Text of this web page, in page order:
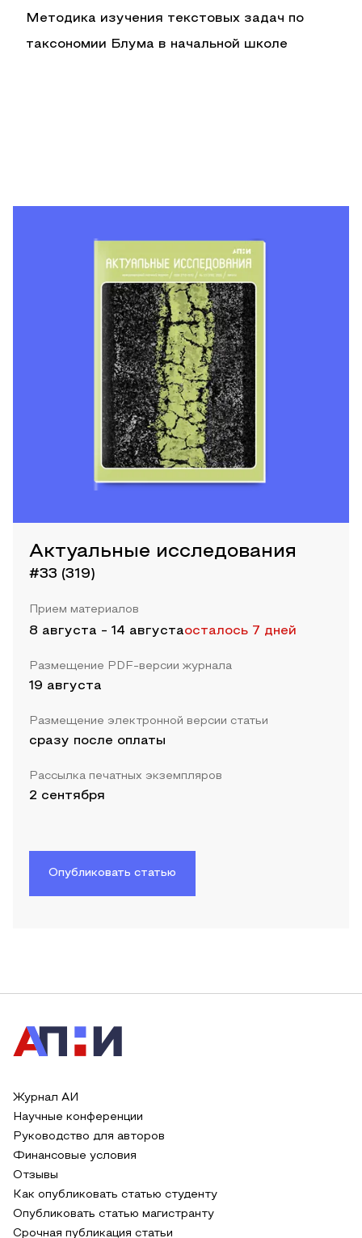
Методика изучения текстовых задач по
таксономии Блума в начальной школе
Актуальные исследования
#33 (319)
Прием материалов
8 августа - 14 августаосталось 7 дней
Размещение PDF-версии журнала
19 августа
Размещение электронной версии статьи
сразу после оплаты
Рассылка печатных экземпляров
2 сентября
Опубликовать статью
Журнал АИ
Научные конференции
Руководство для авторов
Финансовые условия
Отзывы
Как опубликовать статью студенту
Опубликовать статью магистранту
Срочная публикация статьи